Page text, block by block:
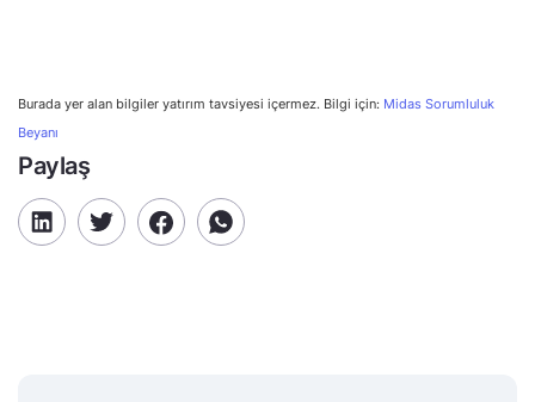
Burada yer alan bilgiler yatırım tavsiyesi içermez. Bilgi için: Midas Sorumluluk
Beyanı
Paylaş